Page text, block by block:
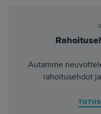
Autamme
rahoitusehdot